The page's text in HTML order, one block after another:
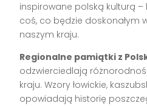
inspirowane polską kulturą –
coś, co będzie doskonałym
naszym kraju.
Regionalne pamiątki z
odzwierciedlają
kraju. Wzory łowickie,
opowiadają historię